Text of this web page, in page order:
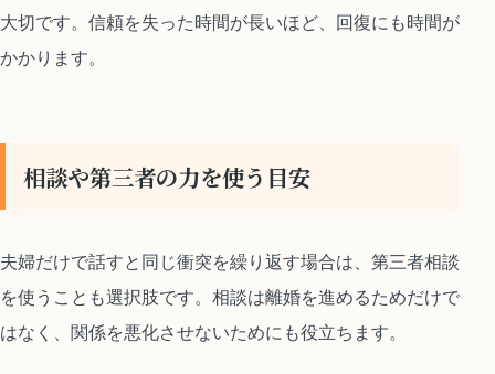
大切です。信頼を失った時間が長いほど、回復にも時間が
かかります。
相談や第三者の力を使う目安
夫婦だけで話すと同じ衝突を繰り返す場合は、第三者相談
を使うことも選択肢です。相談は離婚を進めるためだけで
はなく、関係を悪化させないためにも役立ちます。